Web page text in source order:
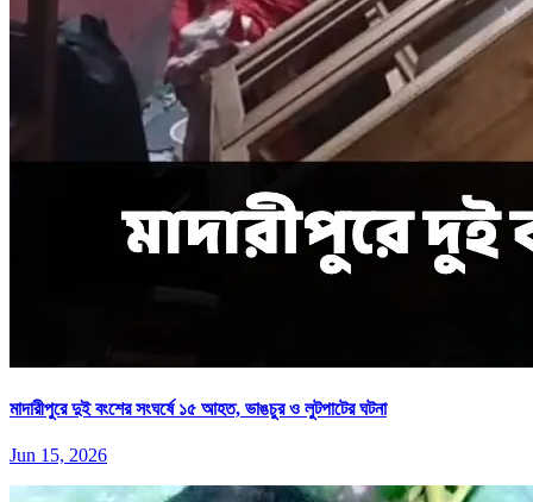
মাদারীপুরে দুই বংশের সংঘর্ষে ১৫ আহত, ভাঙচুর ও লুটপাটের ঘটনা
Jun 15, 2026